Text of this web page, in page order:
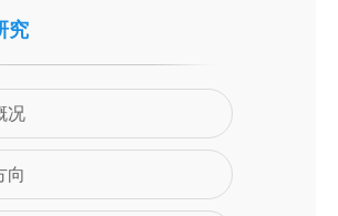
究
况
向